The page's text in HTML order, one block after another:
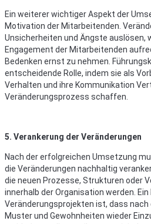
Ein weiterer wichtiger Aspekt der
Motivation der Mitarbeitenden.
Unsicherheiten und Ängste auslösen,
Engagement der Mitarbeitenden
Bedenken ernst zu nehmen.
entscheidende Rolle, indem sie als
Verhalten und ihre Kommunikation
Veränderungsprozess schaffen.
5. Verankerung der Veränderungen
Nach der erfolgreichen Umsetzung
die Veränderungen nachhaltig
die neuen Prozesse, Strukturen oder
innerhalb der Organisation werden.
Veränderungsprojekten ist, dass
Muster und Gewohnheiten wieder